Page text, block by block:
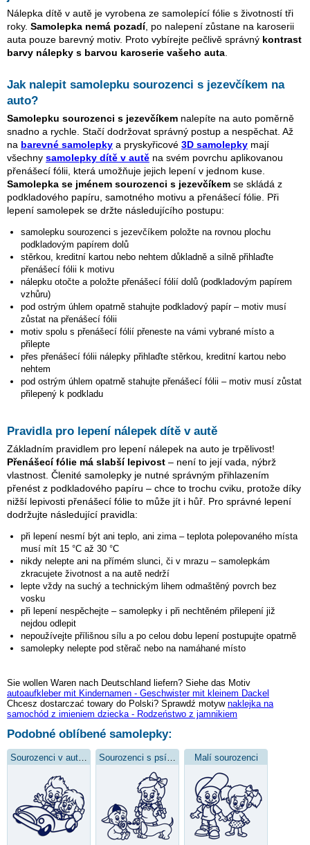
Nálepka dítě v autě je vyrobena ze samolepící fólie s životností tři
roky. Samolepka nemá pozadí, po nalepení zůstane na karoserii
auta pouze barevný motiv. Proto vybírejte pečlivě správný kontrast
barvy nálepky s barvou karoserie vašeho auta.
Jak nalepit samolepku sourozenci s jezevčíkem na
auto?
Samolepku sourozenci s jezevčíkem nalepíte na auto poměrně
snadno a rychle. Stačí dodržovat správný postup a nespěchat. Až
na barevné samolepky a pryskyřicové 3D samolepky mají
všechny samolepky dítě v autě na svém povrchu aplikovanou
přenášecí fólii, která umožňuje jejich lepení v jednom kuse.
Samolepka se jménem sourozenci s jezevčíkem se skládá z
podkladového papíru, samotného motivu a přenášecí fólie. Při
lepení samolepek se držte následujícího postupu:
samolepku sourozenci s jezevčíkem položte na rovnou plochu
podkladovým papírem dolů
stěrkou, kreditní kartou nebo nehtem důkladně a silně přihlaďte
přenášecí fólii k motivu
nálepku otočte a položte přenášecí fólií dolů (podkladovým papírem
vzhůru)
pod ostrým úhlem opatrně stahujte podkladový papír – motiv musí
zůstat na přenášecí fólii
motiv spolu s přenášecí fólií přeneste na vámi vybrané místo a
přilepte
přes přenášecí fólii nálepky přihlaďte stěrkou, kreditní kartou nebo
nehtem
pod ostrým úhlem opatrně stahujte přenášecí fólii – motiv musí zůstat
přilepený k podkladu
Pravidla pro lepení nálepek dítě v autě
Základním pravidlem pro lepení nálepek na auto je trpělivost!
Přenášecí fólie má slabší lepivost – není to její vada, nýbrž
vlastnost. Členité samolepky je nutné správným přihlazením
přenést z podkladového papíru – chce to trochu cviku, protože díky
nižší lepivosti přenášecí fólie to může jít i hůř. Pro správné lepení
dodržujte následující pravidla:
při lepení nesmí být ani teplo, ani zima – teplota polepovaného místa
musí mít 15 °C až 30 °C
nikdy nelepte ani na přímém slunci, či v mrazu – samolepkám
zkracujete životnost a na autě nedrží
lepte vždy na suchý a technickým lihem odmaštěný povrch bez
vosku
při lepení nespěchejte – samolepky i při nechtěném přilepení již
nejdou odlepit
nepoužívejte přílišnou sílu a po celou dobu lepení postupujte opatrně
samolepky nelepte pod stěrač nebo na namáhané místo
Sie wollen Waren nach Deutschland liefern? Siehe das Motiv
autoaufkleber mit Kindernamen - Geschwister mit kleinem Dackel
Chcesz dostarczać towary do Polski? Sprawdź motyw naklejka na
samochód z imieniem dziecka - Rodzeństwo z jamnikiem
Podobné oblíbené samolepky:
Sourozenci v autíčku Sourozenci s psíkem Malí sourozenci